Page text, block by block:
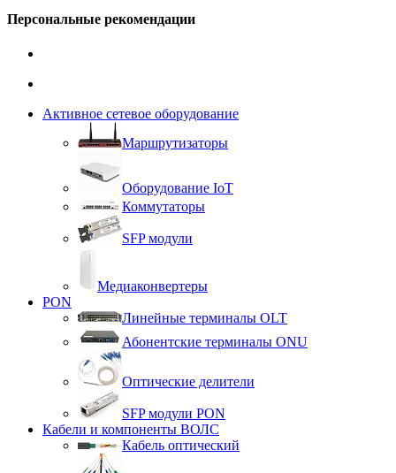
Персональные рекомендации
Активное сетевое оборудование
Маршрутизаторы
Оборудование IoT
Коммутаторы
SFP модули
Медиаконвертеры
PON
Линейные терминалы OLT
Абонентские терминалы ONU
Оптические делители
SFP модули PON
Кабели и компоненты ВОЛС
Кабель оптический